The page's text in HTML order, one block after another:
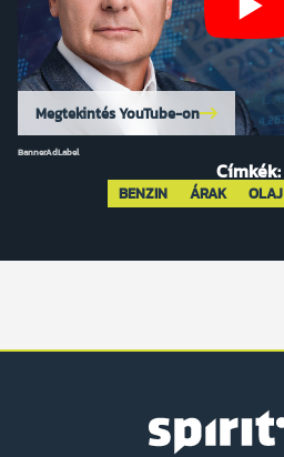
Megtekintés YouTube-on
BannerAdLabel
Címkék:
BENZIN ÁRAK OLAJ